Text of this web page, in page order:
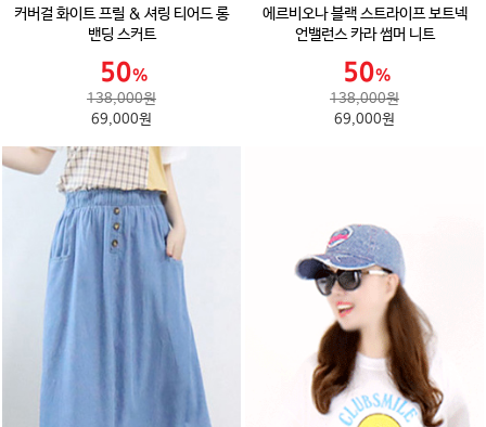
커버걸 화이트 프릴 & 셔링 티어드 롱
밴딩 스커트
138,000원
69,000원
에르비오나 블랙 스트라이프 보트넥
언밸런스 카라 썸머 니트
138,000원
69,000원